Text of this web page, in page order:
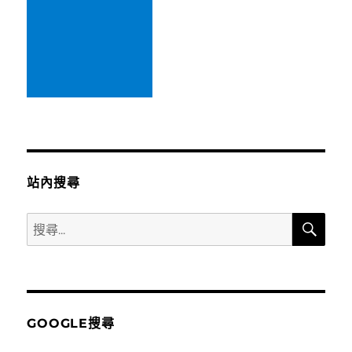
琳
型
站內搜尋
搜
尋
鍵
搜
GOOGLE搜尋